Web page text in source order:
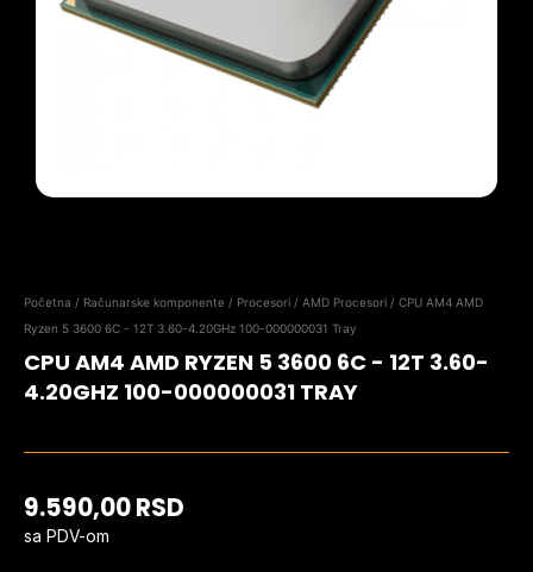
Početna / Računarske komponente / Procesori / AMD Procesori / CPU AM4 AMD
Ryzen 5 3600 6C - 12T 3.60-4.20GHz 100-000000031 Tray
CPU AM4 AMD RYZEN 5 3600 6C - 12T 3.60-
4.20GHZ 100-000000031 TRAY
9.590,00RSD
sa PDV-om